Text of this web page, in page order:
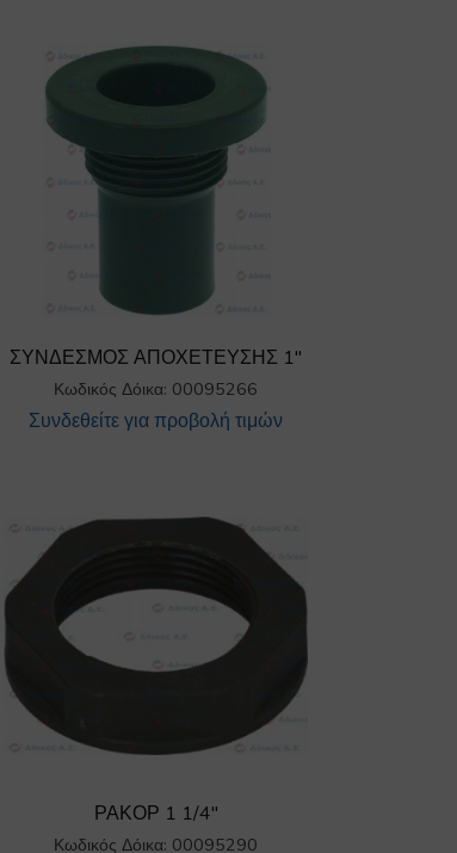
ΣΥΝΔΕΣΜΟΣ ΑΠΟΧΕΤΕΥΣΗΣ 1″
Κωδικός Δόικα: 00095266
Συνδεθείτε για προβολή τιμών
ΡΑΚΟΡ 1 1/4″
Κωδικός Δόικα: 00095290